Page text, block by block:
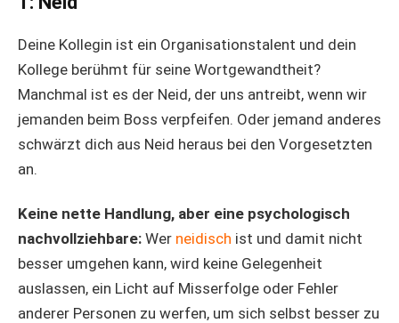
Deine Kollegin ist ein Organisationstalent und dein
Kollege berühmt für seine Wortgewandtheit?
Manchmal ist es der Neid, der uns antreibt, wenn wir
jemanden beim Boss verpfeifen. Oder jemand anderes
schwärzt dich aus Neid heraus bei den Vorgesetzten
an.
Keine nette Handlung, aber eine psychologisch
nachvollziehbare: Wer neidisch ist und damit nicht
besser umgehen kann, wird keine Gelegenheit
auslassen, ein Licht auf Misserfolge oder Fehler
anderer Personen zu werfen, um sich selbst besser zu